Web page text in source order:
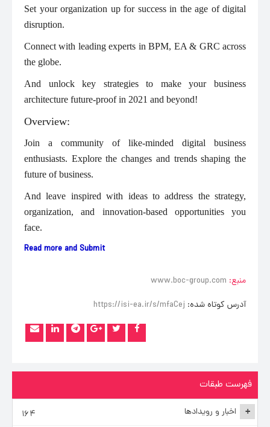
Set your organization up for success in the age of digital
disruption.
Connect with leading experts in BPM, EA & GRC across
the globe.
And unlock key strategies to make your business
architecture future-proof in 2021 and beyond!
Overview:
Join a community of like-minded digital business
enthusiasts. Explore the changes and trends shaping the
future of business.
And leave inspired with ideas to address the strategy,
organization, and innovation-based opportunities you
face.
Read more and Submit
منبع: www.boc-group.com
آدرس کوتاه شده: https://isi-ea.ir/s/mfaCej
فهرست طبقات
+ اخبار و رویدادها
۱۶۴